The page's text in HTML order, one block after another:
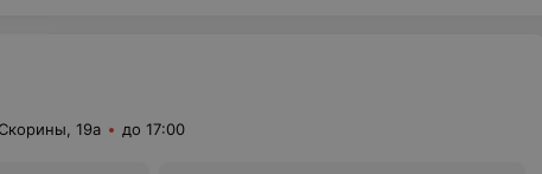
19а до 17:00